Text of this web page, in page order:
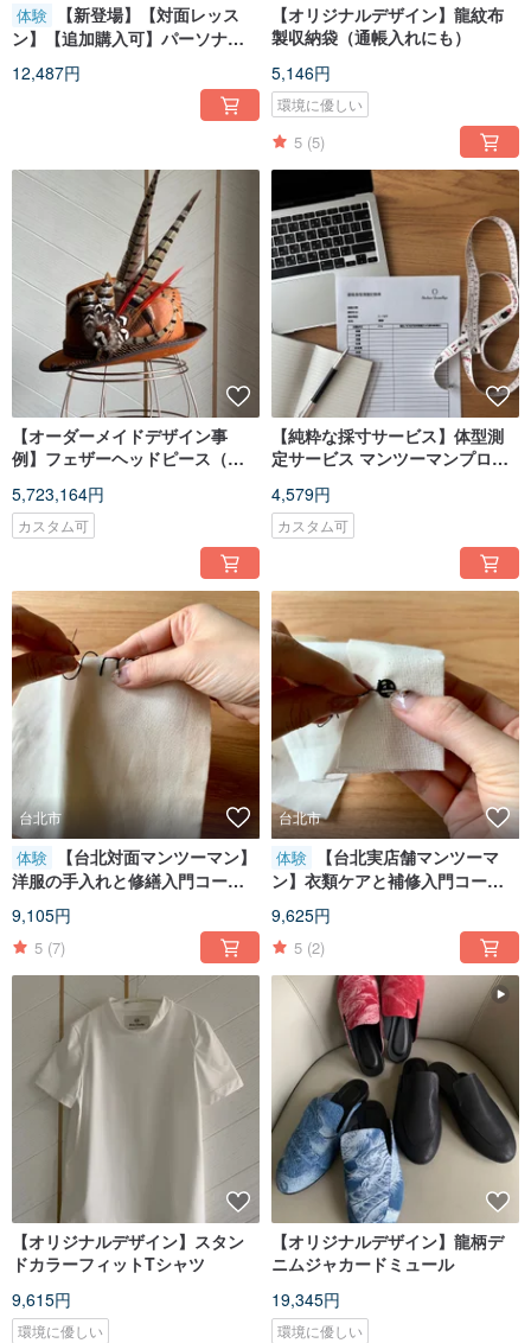
2008–2009
・University for the Creative Arts
(formerly Kent Institute of Art & Design)
Master of Fashion
2006–2008
Fashion and Pattern Cutting (Womenswear)
(now Tainan University of Technology)
Fashion Design
Exhibitions
2009
・Exhibiting designer at “Ch_er:) Reversed Flow”,
the largest group exhibition of Chinese designers held at Oxo Tower, London
・Co-exhibited her Master’s graduation collection with a fellow designer at a
London bar
・Featured and interviewed by the Chinese edition of London Times
体験
【新登場】【対面レッス
ン】【追加購入可】パーソナル
ミシン操作指導 マンツーマンレ
ッスン
12,487円
【オリジナルデザイン】龍紋布
製収納袋（通帳入れにも）
5,146円
環境に優しい
5 (5)
【オーダーメイドデザイン事
例】フェザーヘッドピース（オ
5,723,164円
カスタム可
【純粋な採寸サービス】体型測
定サービス マンツーマンプロフ
4,579円
カスタム可
台北市
体験
【台北対面マンツーマン】
洋服の手入れと修繕入門コース
A 基礎手縫いと洋服の修繕
9,105円
5 (7)
台北市
体験
【台北実店舗マンツーマ
ン】衣類ケアと補修入門コース
B ボタン、スナップ、スカート
ホックの補修
9,625円
5 (2)
【オリジナルデザイン】スタン
ドカラーフィットTシャツ
9,615円
環境に優しい
【オリジナルデザイン】龍柄デ
ニムジャカードミュール
19,345円
環境に優しい